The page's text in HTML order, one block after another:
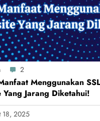
2
Menggunakan
Yang Jarang Diketahui!
18, 2025